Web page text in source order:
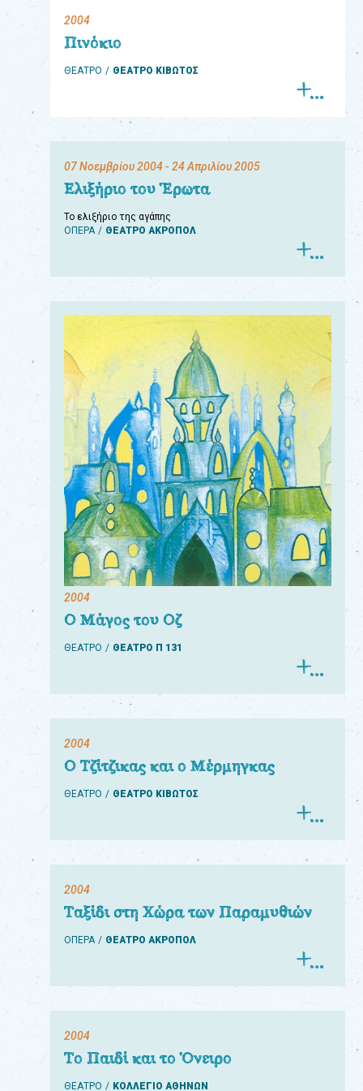
2004
Πινόκιο
ΘΕΑΤΡΟ ΘΕΑΤΡΟ ΚΙΒΩΤΟΣ
07 Νοεμβρίου 2004- 24 Απριλίου 2005
Ελιξήριο του Έρωτα
Το ελιξήριο της αγάπης
ΟΠΕΡΑ
ΘΕΑΤΡΟ ΑΚΡΟΠΟΛ
2004
Ο Μάγος του Οζ
ΘΕΑΤΡΟ ΘΕΑΤΡΟ Π 131
2004
Ο Τζίτζικας και ο Μέρμηγκας
ΘΕΑΤΡΟ ΘΕΑΤΡΟ ΚΙΒΩΤΟΣ
2004
Ταξίδι στη Χώρα των Παραμυθιών
ΟΠΕΡΑ ΘΕΑΤΡΟ ΑΚΡΟΠΟΛ
2004
Το Παιδί και το Όνειρο
ΘΕΑΤΡΟ ΚΟΛΛΕΓΙΟ ΑΘΗΝΩΝ
eshop
Παιχνίδια
Παρακολούθηση
παραγγελίας
εκπαιδευτικούς
συλλόγους
παραγωγούς
συνεργάτες